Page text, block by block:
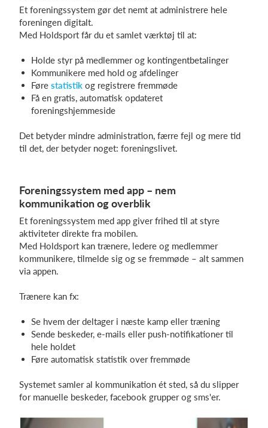
Et foreningssystem gør det nemt at administrere hele
foreningen digitalt.
Med Holdsport får du et samlet værktøj til at:
Holde styr på medlemmer og kontingentbetalinger
Kommunikere med hold og afdelinger
Føre statistik og registrere fremmøde
Få en gratis, automatisk opdateret
foreningshjemmeside
Det betyder mindre administration, færre fejl og mere tid
til det, der betyder noget: foreningslivet.
Foreningssystem med app – nem
kommunikation og overblik
Et foreningssystem med app giver frihed til at styre
aktiviteter direkte fra mobilen.
Med Holdsport kan trænere, ledere og medlemmer
kommunikere, tilmelde sig og se fremmøde – alt sammen
via appen.
Trænere kan fx:
Se hvem der deltager i næste kamp eller træning
Sende beskeder, e-mails eller push-notifikationer til
hele holdet
Føre automatisk statistik over fremmøde
Systemet samler al kommunikation ét sted, så du slipper
for manuelle beskeder, facebook grupper og sms'er.